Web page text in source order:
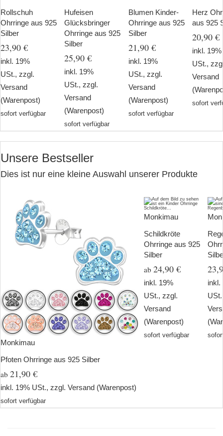
Rollschuh
Ohrringe aus 925
Silber
23,90 €
inkl. 19%
USt., zzgl.
Versand
(Warenpost)
sofort verfügbar
Hufeisen
Glücksbringer
Ohrringe aus 925
Silber
25,90 €
inkl. 19%
USt., zzgl.
Versand
(Warenpost)
sofort verfügbar
Blumen Kinder-
Ohrringe aus 925
Silber
21,90 €
inkl. 19%
USt., zzgl.
Versand
(Warenpost)
sofort verfügbar
Herz
aus 925
20,90 €
inkl. 19%
USt.,
Versand
sofort
Unsere Bestseller
Dies ist nur eine kleine Auswahl unserer Produkte
Monkimau
Pfoten Ohrringe aus 925 Silber
ab 21,90 €
inkl. 19% USt., zzgl. Versand (Warenpost)
sofort verfügbar
Monkimau
Schildkröte
Ohrringe aus 925
Silber
ab 24,90 €
inkl. 19%
USt., zzgl.
Versand
(Warenpost)
sofort verfügbar
inkl.